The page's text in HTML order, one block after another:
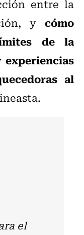
entre la
y cómo
de la
al
el